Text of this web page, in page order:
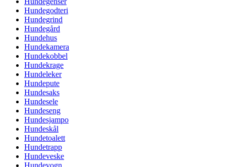
Hundegodteri
Hundegrind
Hundegård
Hundehus
Hundekamera
Hundekobbel
Hundekrage
Hundeleker
Hundepute
Hundesaks
Hundesele
Hundeseng
Hundesjampo
Hundeskål
Hundetoalett
Hundetrapp
Hundeveske
Hundevogn